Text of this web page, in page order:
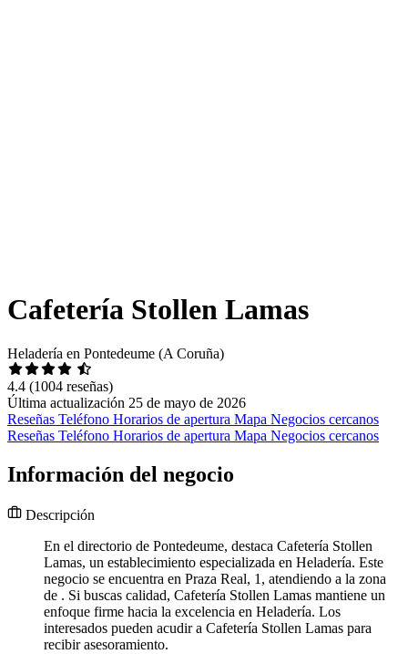
Cafetería Stollen Lamas
Heladería en Pontedeume (A Coruña)
4.4 (1004 reseñas)
Última actualización 25 de mayo de 2026
Reseñas Teléfono Horarios de apertura Mapa Negocios cercanos
Reseñas Teléfono Horarios de apertura Mapa Negocios cercanos
Información del negocio
Descripción
En el directorio de Pontedeume, destaca Cafetería Stollen
Lamas, un establecimiento especializada en Heladería. Este
negocio se encuentra en Praza Real, 1, atendiendo a la zona
de . Si buscas calidad, Cafetería Stollen Lamas mantiene un
enfoque firme hacia la excelencia en Heladería. Los
interesados pueden acudir a Cafetería Stollen Lamas para
recibir asesoramiento.